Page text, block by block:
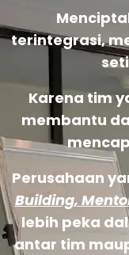
terintegrasi,
Karena tim
membantu
Perusahaan
Building,
lebih peka
antar tim